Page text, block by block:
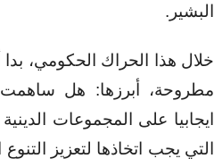
البشير.
خلال هذا الحراك الحكومي،
مطروحة، أبرزها: هل ساهمت
ايجابيا على المجموعات
التي يجب اتخاذها لتعزيز